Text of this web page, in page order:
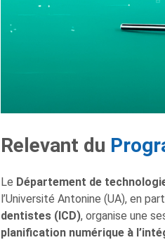
Relevant du
Le Département de
l’Université Antonine (UA), en
dentistes (ICD), organise une
planification numérique à